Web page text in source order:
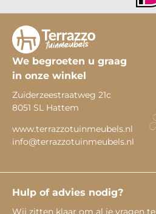
We begroeten u graag
in onze winkel
Zuiderzeestraatweg 21c
8051 SL Hattem
www.terrazzotuinmeubels.nl
info@terrazzotuinmeubels.nl
Hulp of advies nodig?
Wij zitten klaar om al je vragen te